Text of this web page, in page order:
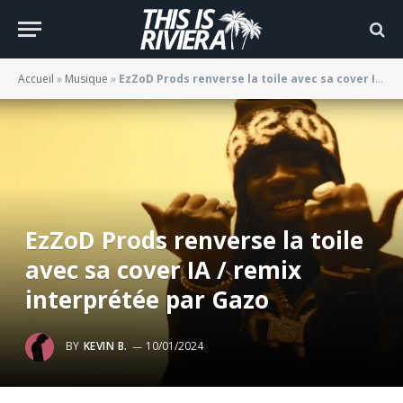
Accueil » Musique » EzZoD Prods renverse la toile avec sa cover IA / remix interprétée par Gazo
EzZoD Prods renverse la toile
avec sa cover IA / remix
interprétée par Gazo
BY KEVIN B. 10/01/2024